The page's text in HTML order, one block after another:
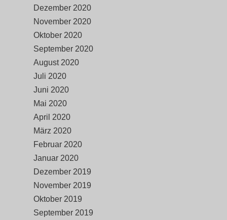
Dezember 2020
November 2020
Oktober 2020
September 2020
August 2020
Juli 2020
Juni 2020
Mai 2020
April 2020
März 2020
Februar 2020
Januar 2020
Dezember 2019
November 2019
Oktober 2019
September 2019